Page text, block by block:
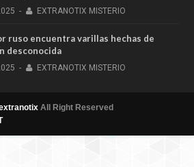
- EXTRANOTIX MISTERIO
ruso encuentra varillas hechas de
desconocida
- EXTRANOTIX MISTERIO
All Right Reserved